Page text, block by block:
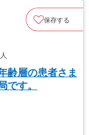
保存する
齢層の患者さま
です。